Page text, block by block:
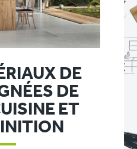
DE
DE
ET